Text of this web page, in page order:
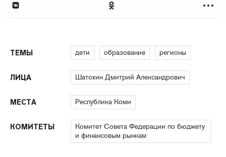
ТЕМЫ дети образование регионы
ЛИЦА Шатохин Дмитрий Александрович
МЕСТА Республика Коми
КОМИТЕТЫ
Комитет Совета Федерации по бюджету
и финансовым рынкам